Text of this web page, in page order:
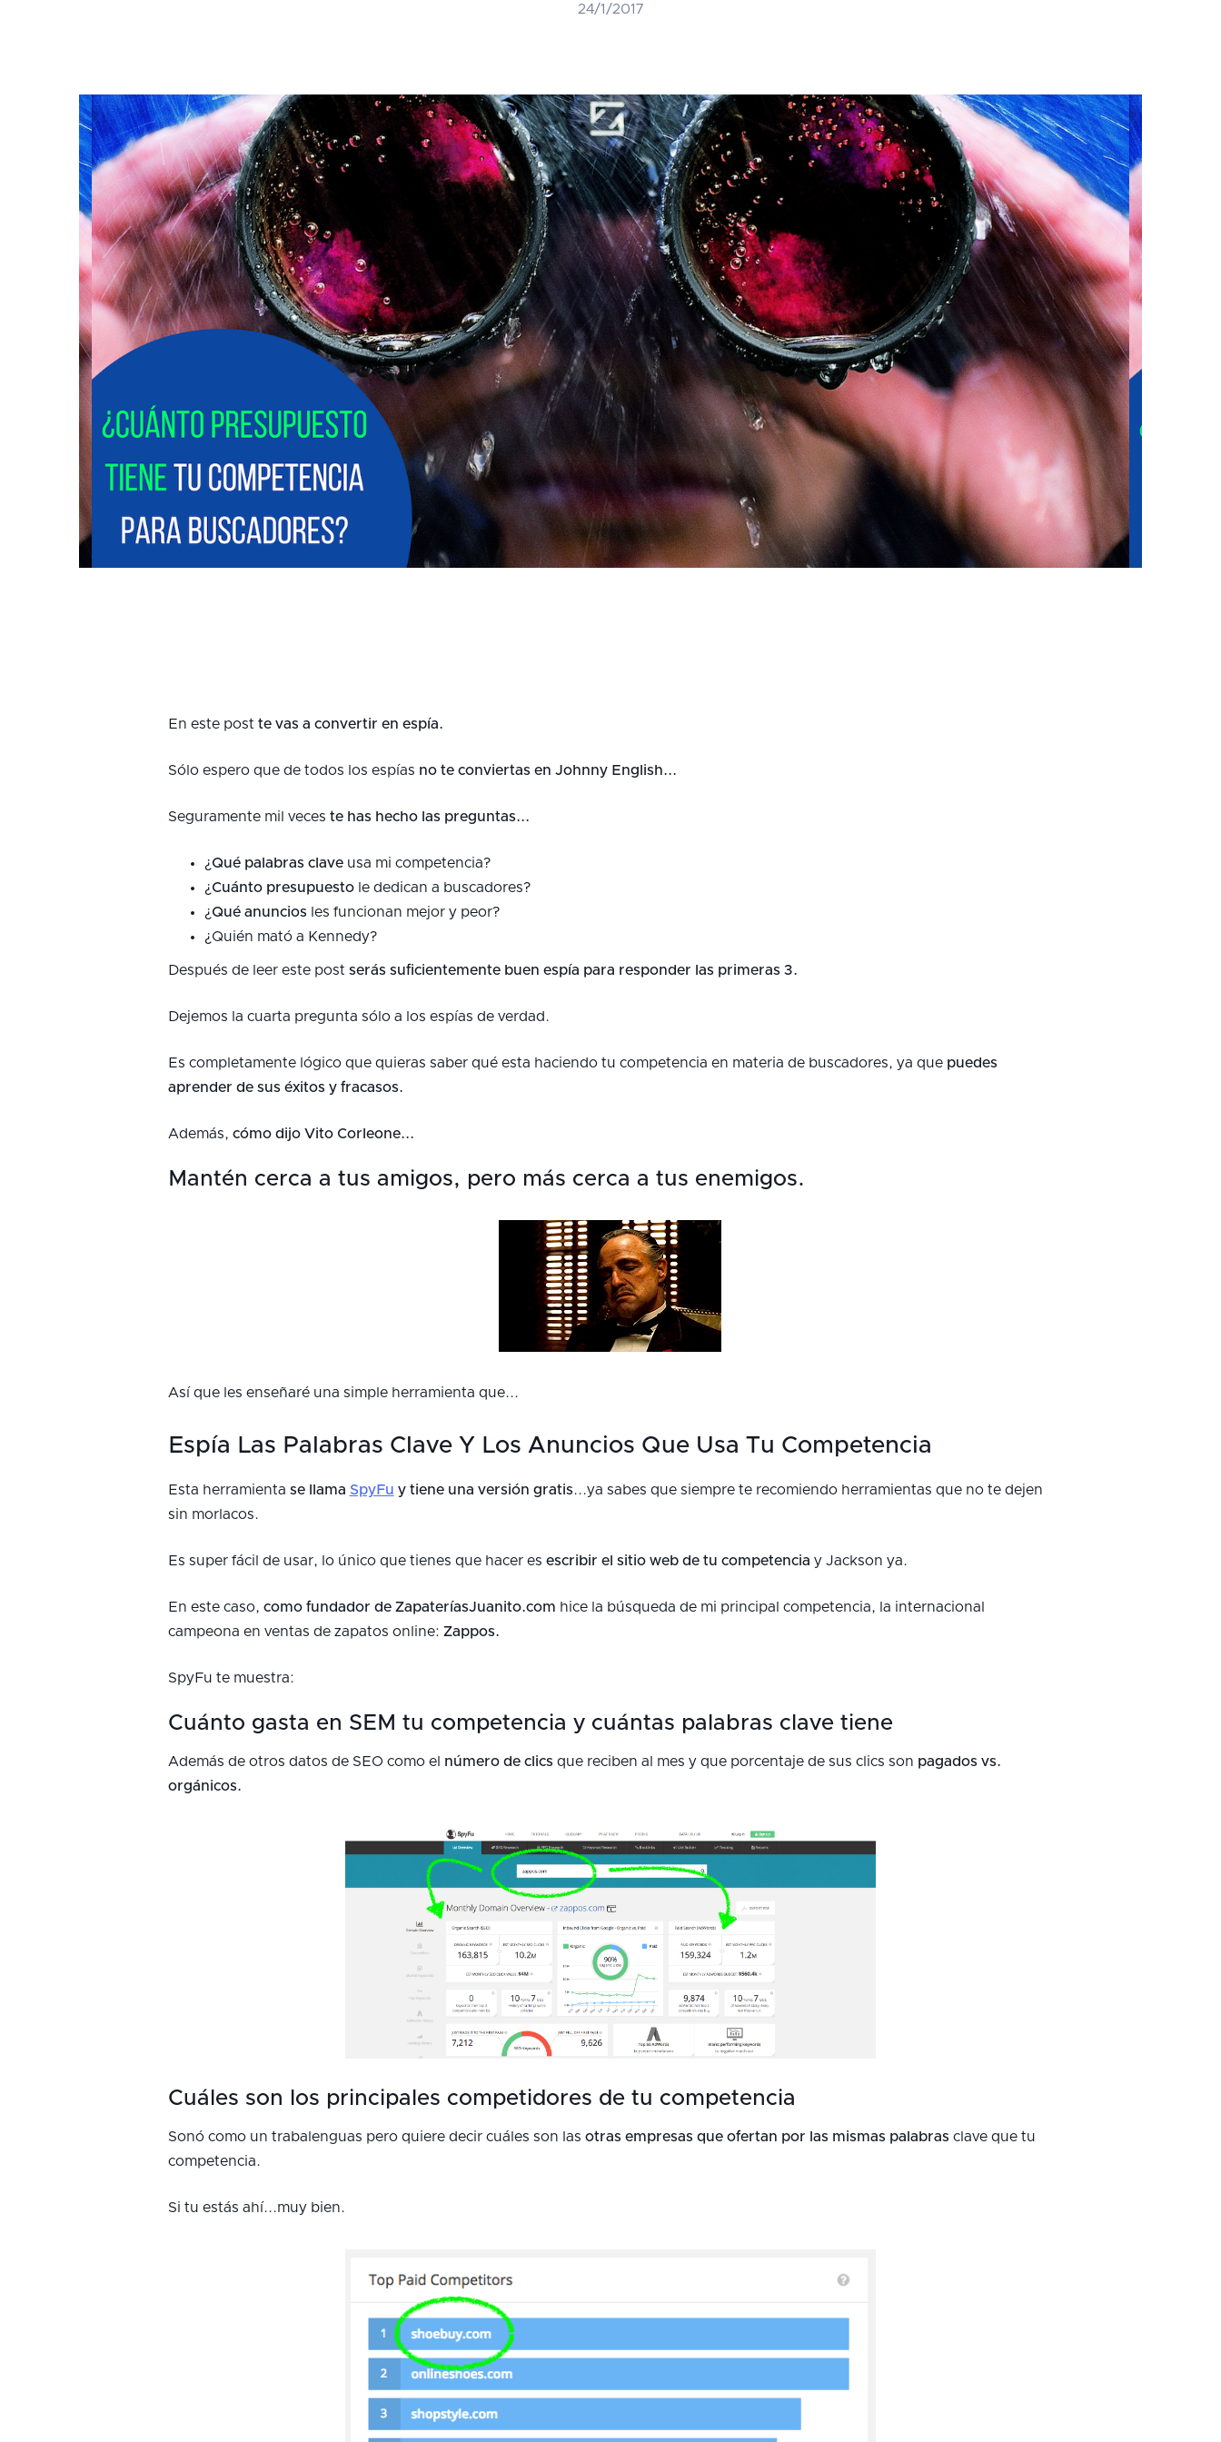
24/1/2017
En este post te vas a convertir en espía.
Sólo espero que de todos los espías no te conviertas en Johnny English...
Seguramente mil veces te has hecho las preguntas...
¿Qué palabras claveusa mi competencia?
¿Cuánto presupuestole dedican a buscadores?
¿Qué anuncios les funcionan mejor y peor?
¿Quién mató a Kennedy?
Después de leer este post serás suficientemente buen espía para responder las primeras 3.
Dejemos la cuarta pregunta sólo a los espías de verdad.
Es completamente lógico que quieras saber qué esta haciendo tu competencia en materia de buscadores, ya que puedes
aprender de sus éxitos y fracasos.
Además, cómo dijo Vito Corleone...
Mantén cerca a tus amigos, pero más cerca a tus enemigos.
Así que les enseñaré una simple herramienta que...
Espía Las Palabras Clave Y Los Anuncios Que Usa Tu Competencia
Esta herramienta se llama SpyFu y tiene una versión gratis...ya sabes que siempre te recomiendo herramientas que no te dejen
sin morlacos.
Es super fácil de usar, lo único que tienes que hacer es escribir el sitio web de tu competencia y Jackson ya.
En este caso, como fundador de ZapateríasJuanito.com hice la búsqueda de mi principal competencia, la internacional
campeona en ventas de zapatos online: Zappos.
SpyFu te muestra:
Cuánto gasta en SEM tu competencia y cuántas palabras clave tiene
Además de otros datos de SEO como el número de clics que reciben al mes y que porcentaje de sus clics son pagados vs.
orgánicos.
Cuáles son los principales competidores de tu competencia
Sonó como un trabalenguas pero quiere decir cuáles son las otras empresas que ofertan por las mismas palabras clave que tu
competencia.
Si tu estás ahí...muy bien.